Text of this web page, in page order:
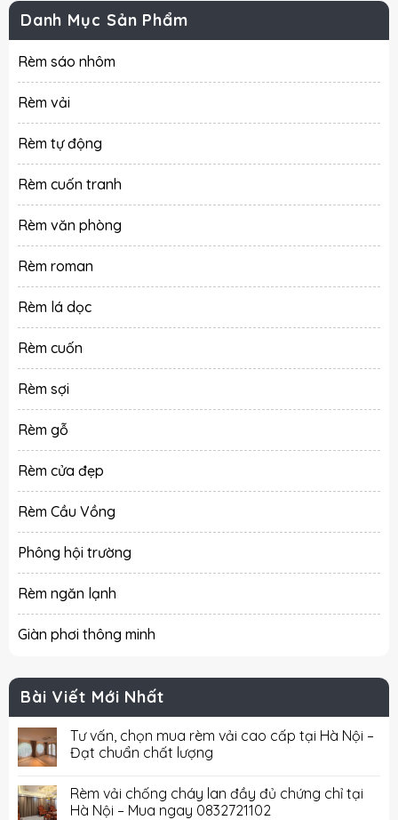
Danh Mục Sản Phẩm
Rèm sáo nhôm
Rèm vải
Rèm tự động
Rèm cuốn tranh
Rèm văn phòng
Rèm roman
Rèm lá dọc
Rèm cuốn
Rèm sợi
Rèm gỗ
Rèm cửa đẹp
Rèm Cầu Vồng
Phông hội trường
Rèm ngăn lạnh
Giàn phơi thông minh
Bài Viết Mới Nhất
Tư vấn, chọn mua rèm vải cao cấp tại Hà Nội –
Đạt chuẩn chất lượng
Rèm vải chống cháy lan đầy đủ chứng chỉ tại
Hà Nội – Mua ngay 0832721102